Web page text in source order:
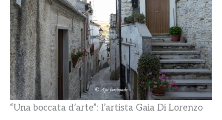
“Una boccata d’arte”: l’artista Gaia Di Lorenzo